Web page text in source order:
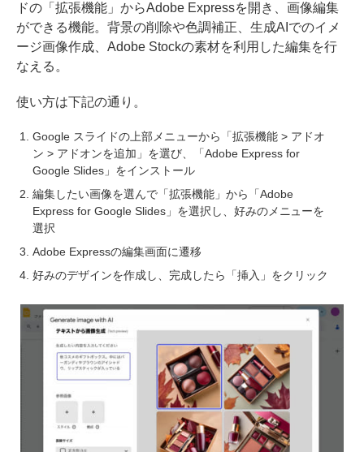
ドの「拡張機能」からAdobe Expressを開き、画像編集
ができる機能。背景の削除や色調補正、生成AIでのイメ
ージ画像作成、Adobe Stockの素材を利用した編集を行
なえる。
使い方は下記の通り。
Google スライドの上部メニューから「拡張機能 > アドオ
ン > アドオンを追加」を選び、「Adobe Express for
Google Slides」をインストール
編集したい画像を選んで「拡張機能」から「Adobe
Express for Google Slides」を選択し、好みのメニューを
選択
Adobe Expressの編集画面に遷移
好みのデザインを作成し、完成したら「挿入」をクリック